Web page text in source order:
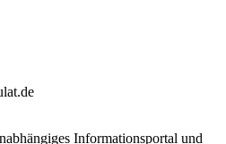
Informationsportal und